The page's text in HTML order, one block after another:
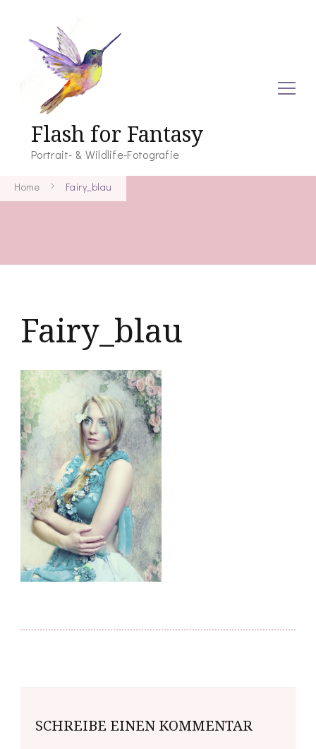
Flash for Fantasy
Portrait- & Wildlife-Fotografie
Home Fairy_blau
Fairy_blau
SCHREIBE EINEN KOMMENTAR